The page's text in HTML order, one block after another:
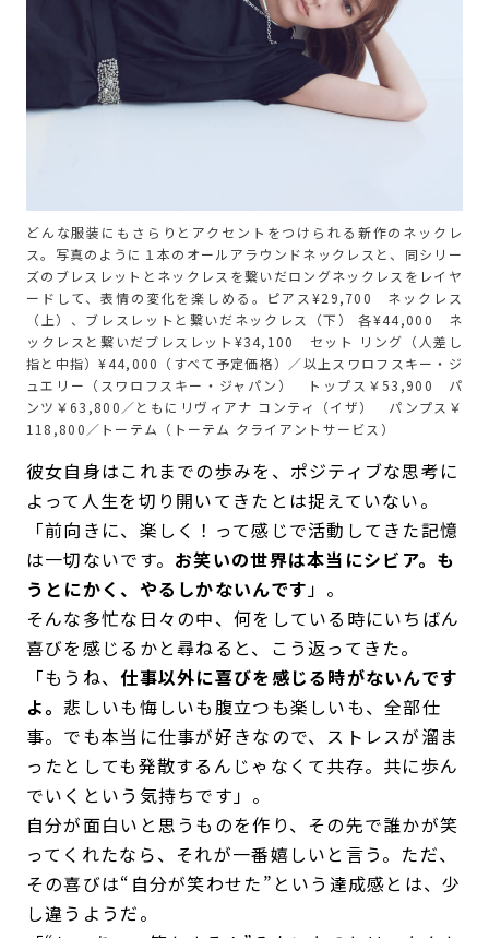
どんな服装にもさらりとアクセントをつけられる新作のネックレ
ス。写真のように１本のオールアラウンドネックレスと、同シリー
ズのブレスレットとネックレスを繋いだロングネックレスをレイヤ
ードして、表情の変化を楽しめる。ピアス¥29,700 ネックレス
（上）、ブレスレットと繋いだネックレス（下） 各¥44,000 ネ
ックレスと繋いだブレスレット¥34,100 セット リング（人差し
指と中指）¥44,000（すべて予定価格）／以上スワロフスキー・ジ
ュエリー（スワロフスキー・ジャパン） トップス￥53,900 パ
ンツ￥63,800／ともにリヴィアナ コンティ（イザ） パンプス￥
118,800／トーテム（トーテム クライアントサービス）
彼女自身はこれまでの歩みを、ポジティブな思考に
よって人生を切り開いてきたとは捉えていない。
「前向きに、楽しく！って感じで活動してきた記憶
は一切ないです。 お笑いの世界は本当にシビア。も
うとにかく、やるしかないんです 」。
そんな多忙な日々の中、何をしている時にいちばん
喜びを感じるかと尋ねると、こう返ってきた。
「もうね、仕事以外に喜びを感じる時がないんです
よ。悲しいも悔しいも腹立つも楽しいも、全部仕
事。でも本当に仕事が好きなので、ストレスが溜ま
ったとしても発散するんじゃなくて共存。共に歩ん
でいくという気持ちです」。
自分が面白いと思うものを作り、その先で誰かが笑
ってくれたなら、それが一番嬉しいと言う。ただ、
その喜びは“自分が笑わせた”という達成感とは、少
し違うようだ。